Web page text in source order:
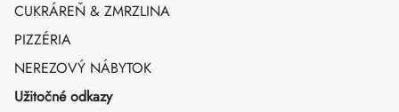
CUKRÁREŇ & ZMRZLINA
PIZZÉRIA
NEREZOVÝ NÁBYTOK
Užitočné odkazy